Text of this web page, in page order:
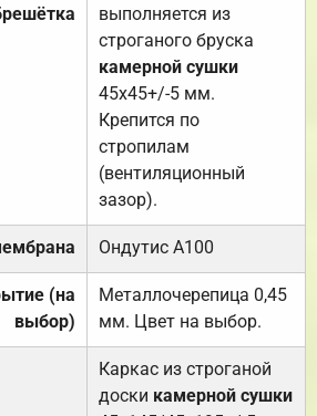
выполняется из
строганого бруска
камерной сушки
45х45+/-5 мм.
Крепится по
стропилам
(вентиляционный
зазор).
Ондутис А100
(на
выбор)
Металлочерепица 0,45
мм. Цвет на выбор.
Каркас из строганой
доски камерной сушки